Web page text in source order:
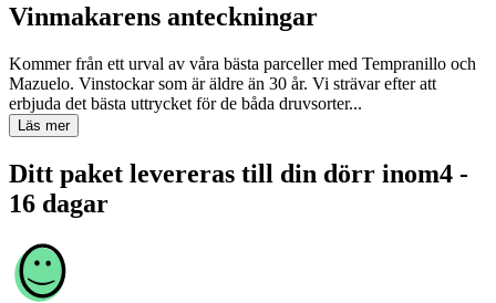
Vinmakarens anteckningar
Kommer från ett urval av våra bästa parceller med Tempranillo och
Mazuelo. Vinstockar som är äldre än 30 år. Vi strävar efter att
erbjuda det bästa uttrycket för de båda druvsorter...
Läs mer
Ditt paket levereras till din dörr inom4 -
16 dagar